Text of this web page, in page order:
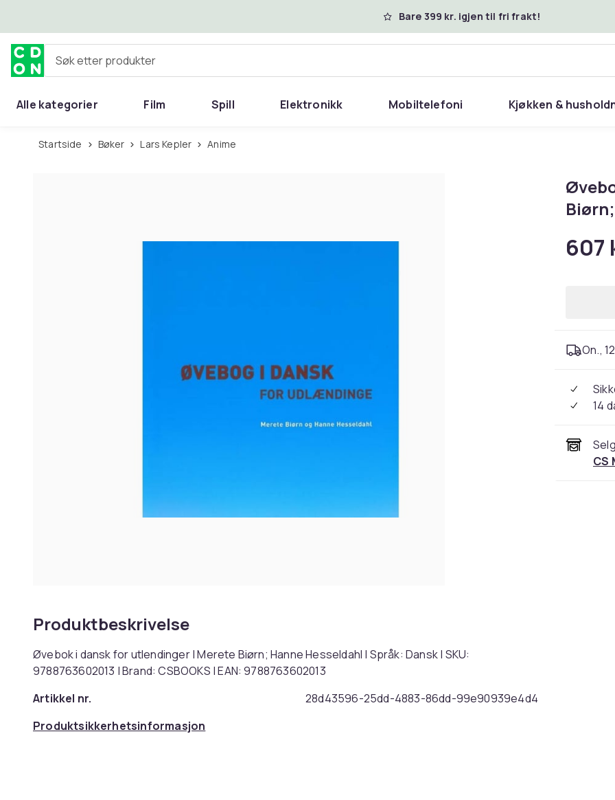
Bare 399 kr. igjen til fri frakt!
Søk etter produkter
Alle kategorier Film Spill Elektronikk Mobiltelefoni Kjøkken &
Startside Bøker Lars Kepler Anime
Produktbeskrivelse
Øvebok i dansk for utlendinger | Merete Biørn; Hanne Hesseldahl | Språk: Dansk | SKU:
9788763602013 | Brand: CSBOOKS | EAN: 9788763602013
Artikkel nr.
28d43596-25dd-4883-86dd-99e90939e4d4
Produktsikkerhetsinformasjon
607
On.,
14
CS